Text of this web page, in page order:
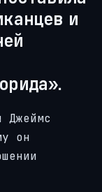
и
Джеймс
он